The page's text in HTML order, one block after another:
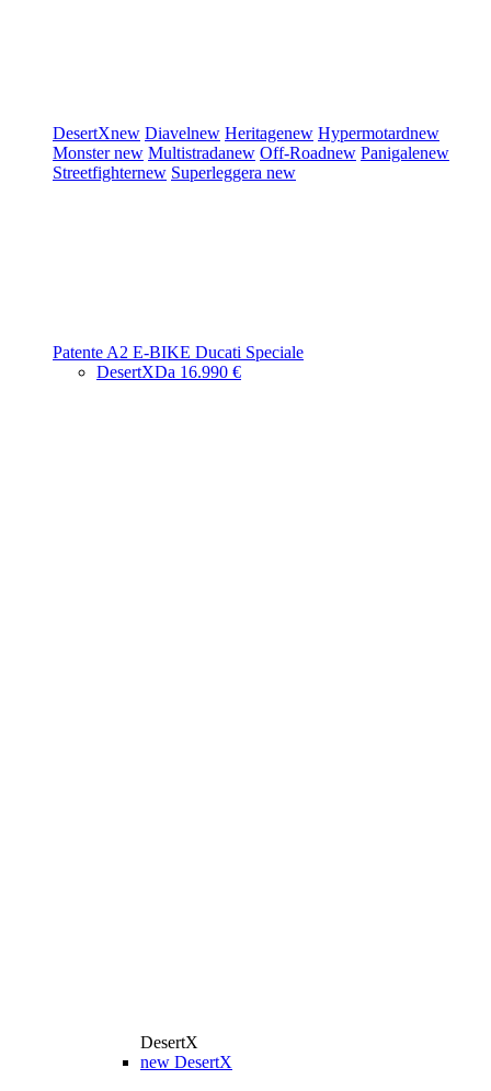
DesertXnew Diavelnew Heritagenew Hypermotardnew
Monsternew Multistradanew Off-Roadnew Panigalenew
Streetfighternew Superleggera new
Patente A2 E-BIKE Ducati Speciale
DesertXDa 16.990 €
DesertX
new DesertX